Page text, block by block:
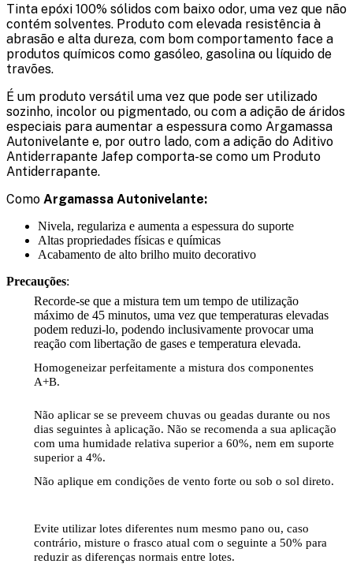
Tinta epóxi 100% sólidos com baixo odor, uma vez que não
contém solventes. Produto com elevada resistência à
abrasão e alta dureza, com bom comportamento face a
produtos químicos como gasóleo, gasolina ou líquido de
travões.
É um produto versátil uma vez que pode ser utilizado
sozinho, incolor ou pigmentado, ou com a adição de áridos
especiais para aumentar a espessura como Argamassa
Autonivelante e, por outro lado, com a adição do Aditivo
Antiderrapante Jafep comporta-se como um Produto
Antiderrapante.
Como Argamassa Autonivelante:
Nivela, regulariza e aumenta a espessura do suporte
Altas propriedades físicas e químicas
Acabamento de alto brilho muito decorativo
Precauções:
Recorde-se que a mistura tem um tempo de utilização
máximo de 45 minutos, uma vez que temperaturas elevadas
podem reduzi-lo, podendo inclusivamente provocar uma
reação com libertação de gases e temperatura elevada.
Homogeneizar perfeitamente a mistura dos componentes
A+B.
Não aplicar se se preveem chuvas ou geadas durante ou nos
dias seguintes à aplicação. Não se recomenda a sua aplicação
com uma humidade relativa superior a 60%, nem em suporte
superior a 4%.
Não aplique em condições de vento forte ou sob o sol direto.
Evite utilizar lotes diferentes num mesmo pano ou, caso
contrário, misture o frasco atual com o seguinte a 50% para
reduzir as diferenças normais entre lotes.